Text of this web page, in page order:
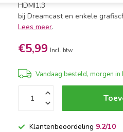
HDMI1.3
bij Dreamcast en enkele
Lees meer.
€5,99 Incl. btw
Vandaag besteld, morgen in
Klantenbeoordeling 9.2/10